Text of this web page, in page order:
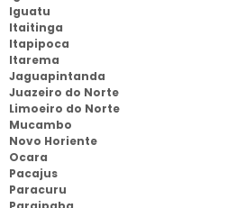
Iguatu
Itaitinga
Itapipoca
Itarema
Jaguapintanda
Juazeiro do Norte
Limoeiro do Norte
Mucambo
Novo Horiente
Ocara
Pacajus
Paracuru